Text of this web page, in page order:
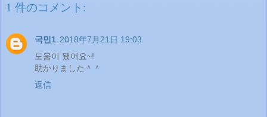
1 件のコメント:
국민1 2018年7月21日 19:03
도움이 됐어요~!
助かりました＾＾
返信